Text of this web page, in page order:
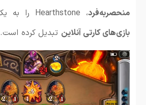
منحصر‌به‌فرد، Hearthstone را به یکی از
بازی‌های کارتی آنلاین تبدیل کرده است.